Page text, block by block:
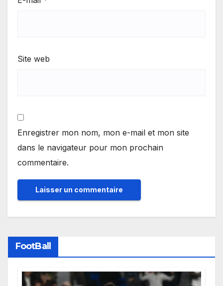
Site web
Enregistrer mon nom, mon e-mail et mon site
dans le navigateur pour mon prochain
commentaire.
FootBall